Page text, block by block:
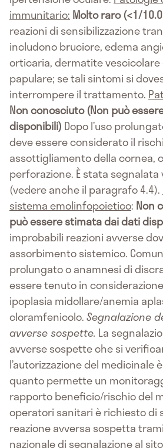
immunitario: Molto raro (<1/
reazioni di sensibilizzazione
includono bruciore, edema
orticaria, dermatite vescicolare
papulare; se tali sintomi si
interrompere il trattamento.
Non conosciuto (Non può
disponibili) Dopo l’uso
deve essere considerato il
assottigliamento della cornea,
perforazione. È stata
(vedere anche il paragrafo 4.4).
sistema emolinfopoietico: Non
può essere stimata dai dati
improbabili reazioni avverse
assorbimento sistemico.
prolungato o anamnesi di
essere tenuto in
ipoplasia midollare/anemia
cloramfenicolo.Segnalazione
avverse sospette. La
avverse sospette che si
l’autorizzazione del medicinale
quanto permette un
rapporto beneficio/rischio del
operatori sanitari è richiesto di
reazione avversa sospetta
nazionale di segnalazione al sito